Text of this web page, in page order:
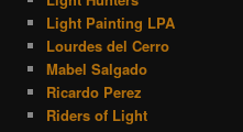
Light Painting LPA
Lourdes del Cerro
Mabel Salgado
Ricardo Perez
Riders of Light